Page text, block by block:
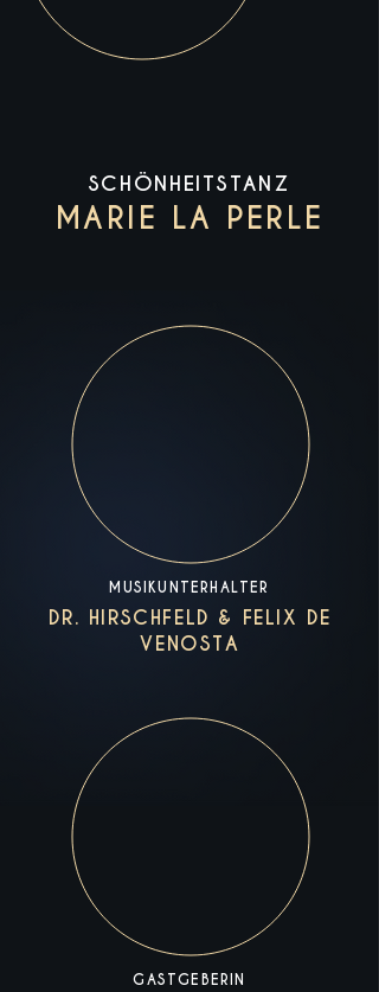
SCHÖNHEITSTANZ
MARIE LA PERLE
MUSIKUNTERHALTER
DR. HIRSCHFELD & FELIX DE
VENOSTA
GASTGEBERIN